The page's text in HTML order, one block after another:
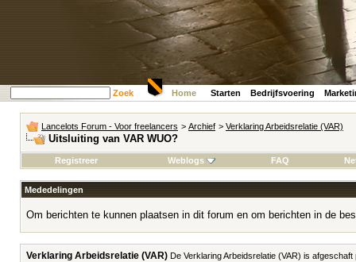
Zoek Home Starten Bedrijfsvoering
Lancelots Forum - Voor freelancers > Archief > Verklaring Arbeidsrelatie (VAR)
Uitsluiting van VAR WUO?
Registreer Weblogs FAQ
Mededelingen
Om berichten te kunnen plaatsen in dit forum en om berichten in de
Verklaring Arbeidsrelatie (VAR) De Verklaring Arbeidsrelatie (VAR) is